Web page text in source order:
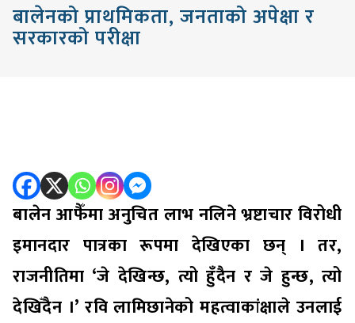
बालेनको प्राथमिकता, जनताको अपेक्षा र
सरकारको परीक्षा
बालेन आफैँमा अनुचित लाभ नलिने भ्रष्टाचार विरोधी
इमानदार पात्रका रूपमा देखिएका छन् । तर,
राजनीतिमा ‘जे देखिन्छ, त्यो हुँदैन र जे हुन्छ, त्यो
देखिँदैन ।’ रवि लामिछानेको महत्वाकांक्षाले उनलाई